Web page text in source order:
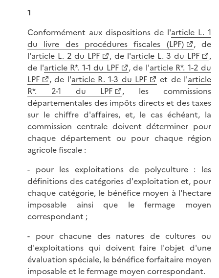
1
Conformément aux dispositions de l'article L. 1
du livre des procédures fiscales (LPF)
, de
l'article L. 2 du LPF , de l'article L. 3 du LPF
,
de l'article R*. 1-1 du LPF , de l'article R*. 1-2 du
LPF
, de l'article R. 1-3 du LPF et de l'article
R*. 2-1 du LPF
, les commissions
départementales des impôts directs et des taxes
sur le chiffre d'affaires, et, le cas échéant, la
commission centrale doivent déterminer pour
chaque département ou pour chaque région
agricole fiscale :
- pour les exploitations de polyculture : les
définitions des catégories d'exploitation et, pour
chaque catégorie, le bénéfice moyen à l'hectare
imposable ainsi que le fermage moyen
correspondant ;
- pour chacune des natures de cultures ou
d'exploitations qui doivent faire l'objet d'une
évaluation spéciale, le bénéfice forfaitaire moyen
imposable et le fermage moyen correspondant.